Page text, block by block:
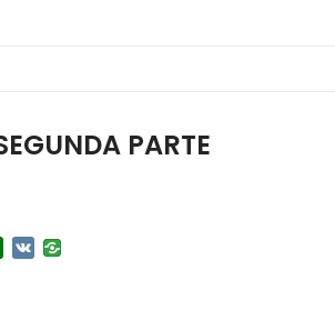
PARTE
Douban
VK